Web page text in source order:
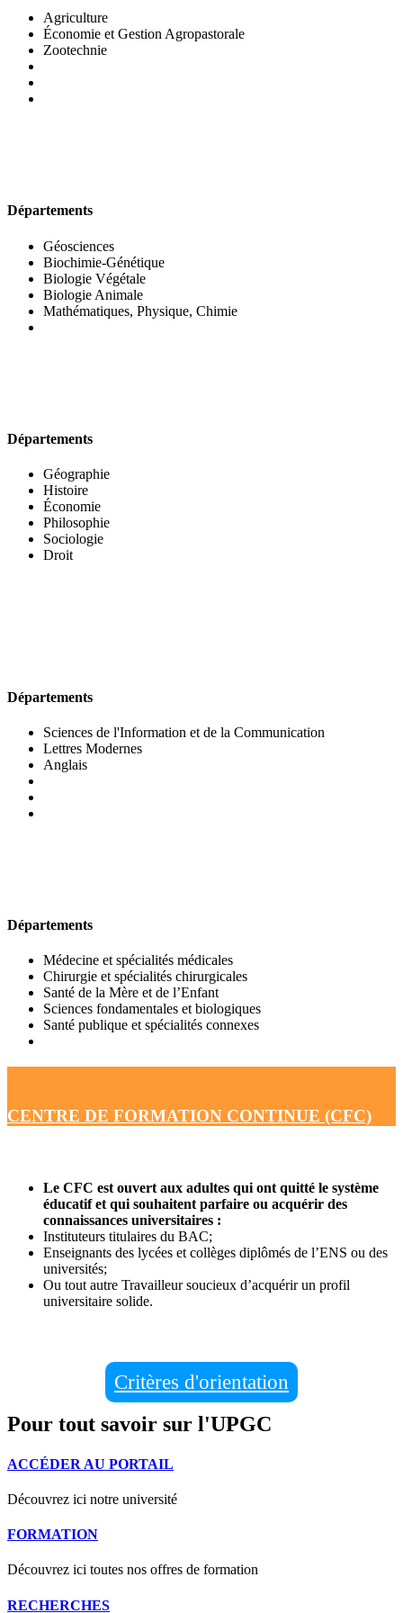
Agriculture
Économie et Gestion Agropastorale
Zootechnie
Départements
Géosciences
Biochimie-Génétique
Biologie Végétale
Biologie Animale
Mathématiques, Physique, Chimie
Départements
Géographie
Histoire
Économie
Philosophie
Sociologie
Droit
Départements
Sciences de l'Information et de la Communication
Lettres Modernes
Anglais
Départements
Médecine et spécialités médicales
Chirurgie et spécialités chirurgicales
Santé de la Mère et de l’Enfant
Sciences fondamentales et biologiques
Santé publique et spécialités connexes
CENTRE DE FORMATION CONTINUE (CFC)
Le CFC est ouvert aux adultes qui ont quitté le système
éducatif et qui souhaitent parfaire ou acquérir des
connaissances universitaires :
Instituteurs titulaires du BAC;
Enseignants des lycées et collèges diplômés de l’ENS ou des
universités;
Ou tout autre Travailleur soucieux d’acquérir un profil
universitaire solide.
Critères d'orientation
Pour tout savoir sur l'UPGC
ACCÉDER AU PORTAIL
Découvrez ici notre université
FORMATION
Découvrez ici toutes nos offres de formation
RECHERCHES